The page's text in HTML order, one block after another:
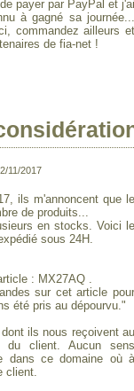
payer par PayPal et j'ai
à gagné sa journée...
commandez ailleurs et
de fia-net !
11/2017
ils m'annoncent que le
de produits...
en stocks. Voici le
sous 24H.
: MX27AQ .
sur cet article pour
été pris au dépourvu."
ils nous reçoivent au
du client. Aucun sens
dans ce domaine où à
client.